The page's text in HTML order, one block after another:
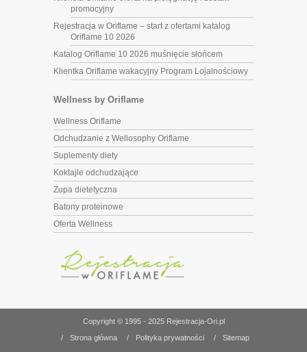
promocyjny
Rejestracja w Oriflame – start z ofertami katalog
Oriflame 10 2026
Katalog Oriflame 10 2026 muśnięcie słońcem
Klientka Oriflame wakacyjny Program Lojalnościowy
Wellness by Oriflame
Wellness Oriflame
Odchudzanie z Wellosophy Oriflame
Suplementy diety
Koktajle odchudzające
Zupa dietetyczna
Batony proteinowe
Oferta Wellness
Copyright © 1995 - 2025 Rejestracja-Ori.pl
/
Strona główna / Polityka prywatności / Sitemap